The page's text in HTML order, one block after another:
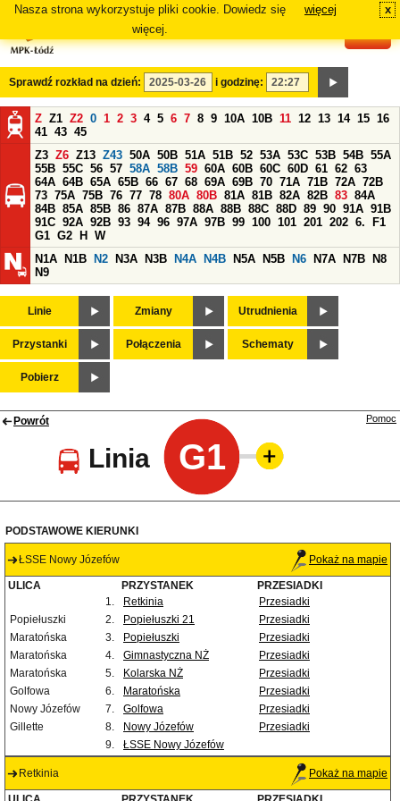
Nasza strona wykorzystuje pliki cookie. Dowiedz się
więcej.
więcej x
Sprawdź rozkład na dzień: i godzinę:
Z Z1 Z2 0 1 2 3 4 5 6 7 8 9 10A 10B 11 12 13 14 15 16
41 43 45
Z3 Z6 Z13 Z43 50A 50B 51A 51B 52 53A 53C 53B 54B 55A
55B 55C 56 57 58A 58B 59 60A 60B 60C 60D 61 62 63
64A 64B 65A 65B 66 67 68 69A 69B 70 71A 71B 72A 72B
73 75A 75B 76 77 78 80A 80B 81A 81B 82A 82B 83 84A
84B 85A 85B 86 87A 87B 88A 88B 88C 88D 89 90 91A 91B
91C 92A 92B 93 94 96 97A 97B 99 100 101 201 202 6.
F1
G1 G2 H
W
N1A
N1B N2 N3A N3B N4A N4B N5A N5B N6 N7A N7B
N8
N9
Linie Zmiany Utrudnienia
Przystanki Połączenia Schematy
Pobierz
Powrót
Linia G1
Pomoc
PODSTAWOWE KIERUNKI
ŁSSE Nowy Józefów Pokaż na mapie
ULICA PRZYSTANEK
PRZESIADKI
1.
Retkinia
Przesiadki
Popiełuszki
2. Popiełuszki 21
Przesiadki
Maratońska
3. Popiełuszki
Przesiadki
Maratońska
4. Gimnastyczna NŻ
Przesiadki
Maratońska
5. Kolarska NŻ
Przesiadki
Golfowa
6. Maratońska
Przesiadki
Nowy Józefów
7. Golfowa
Przesiadki
Gillette
8. Nowy Józefów
Przesiadki
9.
ŁSSE Nowy Józefów
Retkinia Pokaż na mapie